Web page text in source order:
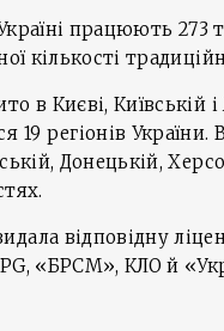
працюють 273
кількості
в Києві, Київській і
19 регіонів України.
Донецькій,
відповідну
«БРСМ», КЛО й